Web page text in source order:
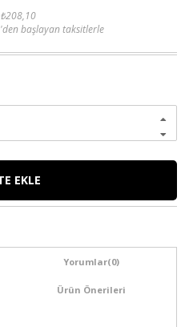
₺208,10
'den başlayan taksitlerle
Yorumlar(0)
Ürün Önerileri